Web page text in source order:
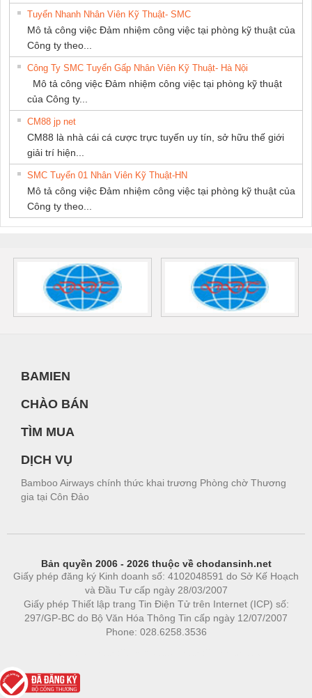
Tuyển Nhanh Nhân Viên Kỹ Thuật- SMC
Mô tả công việc Đảm nhiệm công việc tại phòng kỹ thuật của
Công ty theo...
Công Ty SMC Tuyển Gấp Nhân Viên Kỹ Thuật- Hà Nội
Mô tả công việc Đảm nhiệm công việc tại phòng kỹ thuật
của Công ty...
CM88 jp net
CM88 là nhà cái cá cược trực tuyến uy tín, sở hữu thế giới
giải trí hiện...
SMC Tuyển 01 Nhân Viên Kỹ Thuật-HN
Mô tả công việc Đảm nhiệm công việc tại phòng kỹ thuật của
Công ty theo...
BAMIEN
CHÀO BÁN
TÌM MUA
DỊCH VỤ
Bamboo Airways chính thức khai trương Phòng chờ Thương
gia tại Côn Đảo
Bản quyền 2006 - 2026 thuộc về chodansinh.net
Giấy phép đăng ký Kinh doanh số: 4102048591 do Sở Kế Hoạch
và Đầu Tư cấp ngày 28/03/2007
Giấy phép Thiết lập trang Tin Điện Tử trên Internet (ICP) số:
297/GP-BC do Bộ Văn Hóa Thông Tin cấp ngày 12/07/2007
Phone: 028.6258.3536